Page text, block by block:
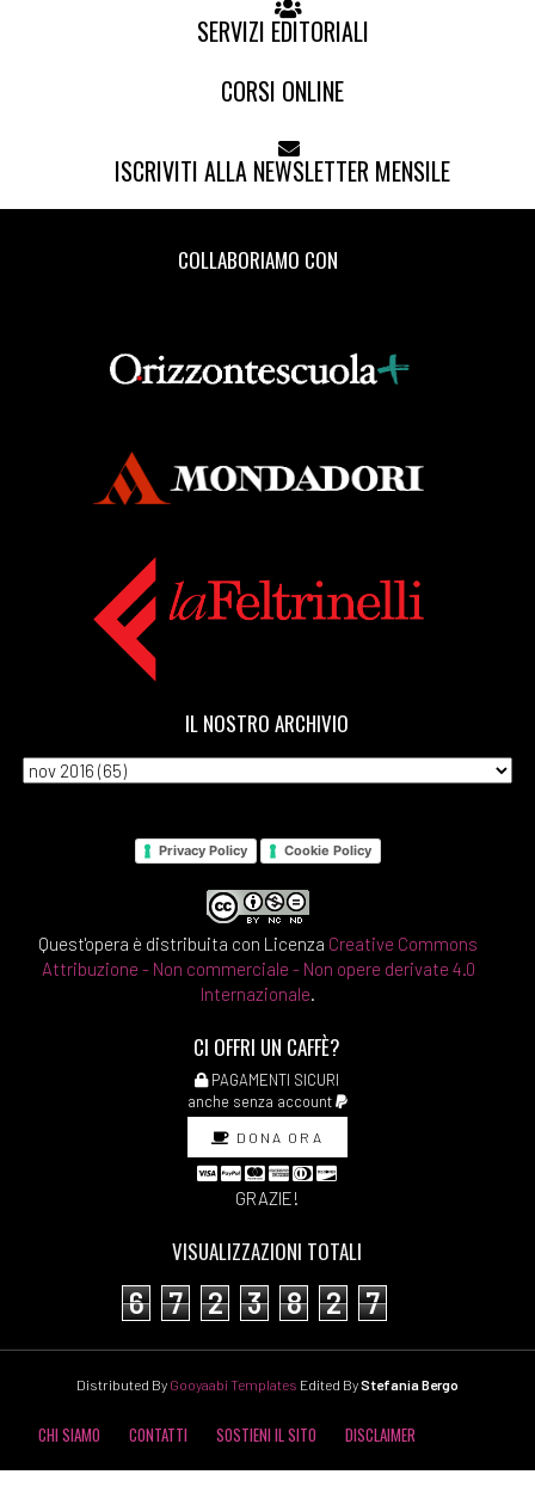
SERVIZI EDITORIALI
CORSI ONLINE
ISCRIVITI ALLA NEWSLETTER MENSILE
COLLABORIAMO CON
IL NOSTRO ARCHIVIO
Privacy Policy Cookie Policy
Quest'opera è distribuita con Licenza Creative Commons
Attribuzione - Non commerciale - Non opere derivate 4.0
Internazionale.
CI OFFRI UN CAFFÈ?
PAGAMENTI SICURI
anche senza account
DONA ORA
GRAZIE!
VISUALIZZAZIONI TOTALI
6 7 2 3 8 2 7
Distributed By Gooyaabi Templates Edited ByStefania Bergo
CHI SIAMO CONTATTI SOSTIENI IL SITO DISCLAIMER